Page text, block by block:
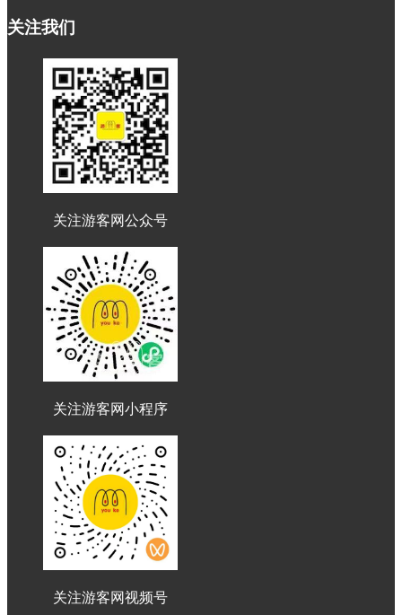
关注我们
关注游客网公众号
关注游客网小程序
关注游客网视频号